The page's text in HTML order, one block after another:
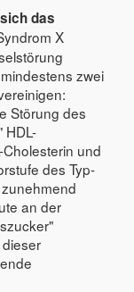
das
X
zwei
Störung des
HDL-
und
des Typ-
an der